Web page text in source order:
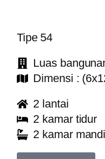
Tipe 54
Luas
Dimensi :
2 lantai
2 kamar tidur
2 kamar mandi